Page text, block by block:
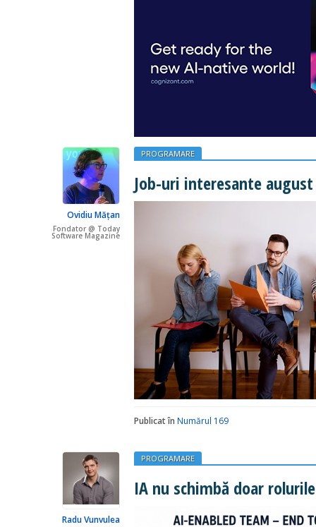
Ovidiu Mățan
Fondator @ Today
Software Magazine
PROGRAMARE
Job-uri interesante august
Publicat în Numărul 169
Radu Vunvulea
PROGRAMARE
IA nu schimbă doar